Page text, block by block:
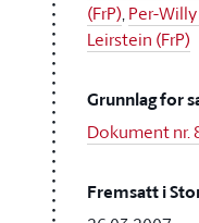
(FrP),Per-
Leirstein (FrP)
Grunnlag for
Dokument nr.
Fremsatt i